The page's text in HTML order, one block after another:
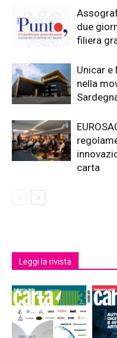
due
filiera
Unicar e
nella
carta
Leggi la rivista